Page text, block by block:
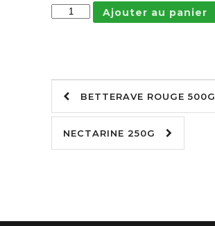
Ajouter au panier
BETTERAVE ROUGE 500G
NECTARINE 250G